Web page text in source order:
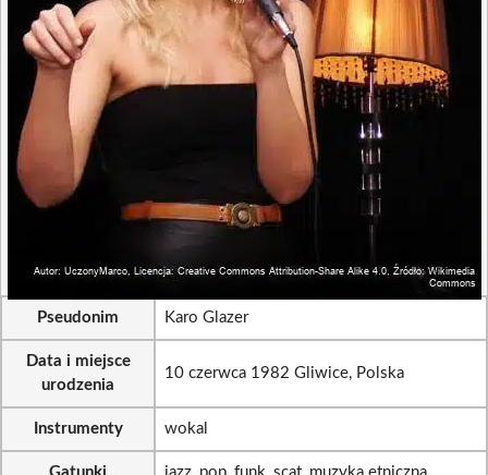
Pseudonim Karo Glazer
Data i miejsce
urodzenia
10 czerwca 1982 Gliwice, Polska
Instrumenty wokal